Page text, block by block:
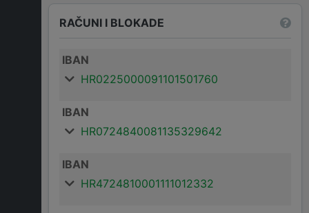
RAČUNI I BLOKADE
IBAN
HR0225000091101501760
IBAN
HR0724840081135329642
IBAN
HR4724810001111012332